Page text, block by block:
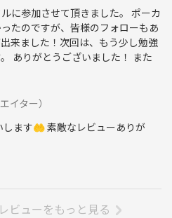
に参加させて頂きました。 ポーカ
たのですが、皆様のフォローもあ
来ました！次回は、もう少し勉強
ありがとうございました！ また
イター）
ます🤲 素敵なレビューありが
ビューをもっと見る